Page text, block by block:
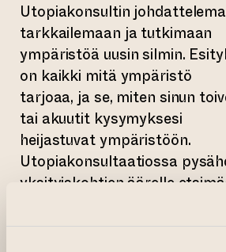
Utopiakonsultin
tarkkailemaan ja tutkimaan
ympäristöä uusin silmin.
on kaikki mitä ympäristö
tarjoaa, ja se, miten sinun
tai akuutit kysymyksesi
heijastuvat ympäristöön.
Utopiakonsultaatiossa
yksityiskohtien äärelle
todellisuutta ja tekemään